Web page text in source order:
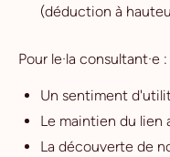
(déduction à
Pour le·la consultant·e :
Un sentiment
Le maintien du lien
La découverte de